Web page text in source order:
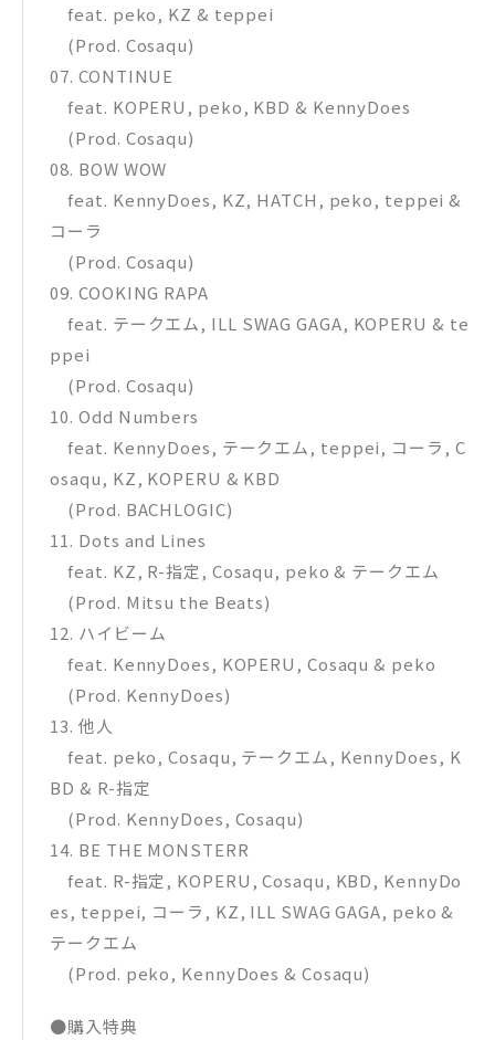
feat. peko, KZ & teppei
(Prod. Cosaqu)
07. CONTINUE
feat. KOPERU, peko, KBD & KennyDoes
(Prod. Cosaqu)
08. BOW WOW
feat. KennyDoes, KZ, HATCH, peko, teppei &
コーラ
(Prod. Cosaqu)
09. COOKING RAPA
feat. テークエム, ILL SWAG GAGA, KOPERU & te
ppei
(Prod. Cosaqu)
10. Odd Numbers
feat. KennyDoes, テークエム, teppei, コーラ, C
osaqu, KZ, KOPERU & KBD
(Prod. BACHLOGIC)
11. Dots and Lines
feat. KZ, R-指定, Cosaqu, peko & テークエム
(Prod. Mitsu the Beats)
12. ハイビーム
feat. KennyDoes, KOPERU, Cosaqu & peko
(Prod. KennyDoes)
13. 他人
feat. peko, Cosaqu, テークエム, KennyDoes, K
BD & R-指定
(Prod. KennyDoes, Cosaqu)
14. BE THE MONSTERR
feat. R-指定, KOPERU, Cosaqu, KBD, KennyDo
es, teppei, コーラ, KZ, ILL SWAG GAGA, peko &
テークエム
(Prod. peko, KennyDoes & Cosaqu)
●購入特典